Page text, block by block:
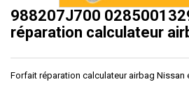
988207J700
réparation calculateur
Forfait réparation calculateur airbag Nissan